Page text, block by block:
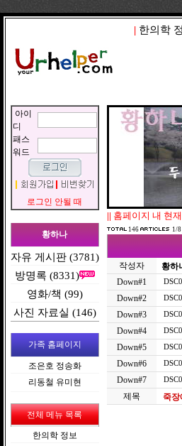
| 한의학
아이
디
패스
워드
로그인 안될 때
황하나
자유 게시판 (3781)
방명록 (8331)
영화/책 (99)
사진 자료실 (146)
가족 홈페이지
조은호 정송화
리동철 유미현
전체 메뉴 목록
한의학 정보
|| 홈페이지 내 현
146 1/8
작성자 황하
Down#1
Down#2
Down#3
Down#4
Down#5
Down#6
Down#7
제목 죽장